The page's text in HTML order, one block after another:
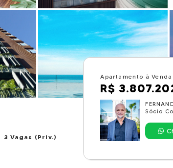
3 Vagas (Priv.)
Apartamento à Venda
R$
Sócio